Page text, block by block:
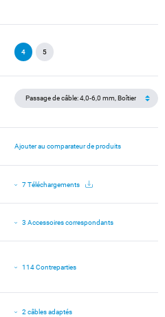
4 5
Ajouter au comparateur de produits
7 Téléchargements
3 Accessoires correspondants
114 Contreparties
2 câbles adaptés